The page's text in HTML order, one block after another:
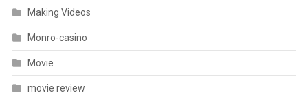
Making Videos
Monro-casino
Movie
movie review